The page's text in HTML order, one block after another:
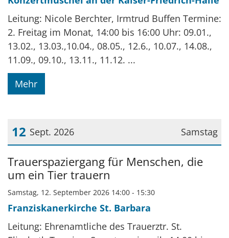
Leitung: Nicole Berchter, Irmtrud Buffen Termine:
2. Freitag im Monat, 14:00 bis 16:00 Uhr: 09.01.,
13.02., 13.03.,10.04., 08.05., 12.6., 10.07., 14.08.,
11.09., 09.10., 13.11., 11.12. ...
Mehr
Samstag
12 Sept. 2026
Datum: 12. September 2026
Trauerspaziergang für Menschen, die
um ein Tier trauern
Samstag, 12. September 2026 14:00 - 15:30
Franziskanerkirche St. Barbara
Leitung: Ehrenamtliche des Trauerztr. St.